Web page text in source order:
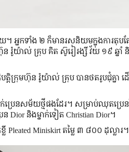
ក​ទាំង ២ ក៏​មាន​រស​និយម​ក្នុង​ការ​តុបតែង​
ន រ៉ូយ៉ាល់ គ្រុប គិត ស៊ូរៀរង្សី វ័យ ១៩ ឆ្ន
តិ​ក្រុមហ៊ុន រ៉ូយ៉ាល់ គ្រុប បាន​ថត​រូប​ជុំ​គ្នា
ប្រេន​សម័យ​ថ្មី​ផង​ដែរ។ សម្រាប់​ឈុត​ប្រ
Dior និង​ម្នាក់​ទៀត Christian Dior។
Pleated Miniskirt តម្លៃ ៣ ៨០០ ដុល្លារ។